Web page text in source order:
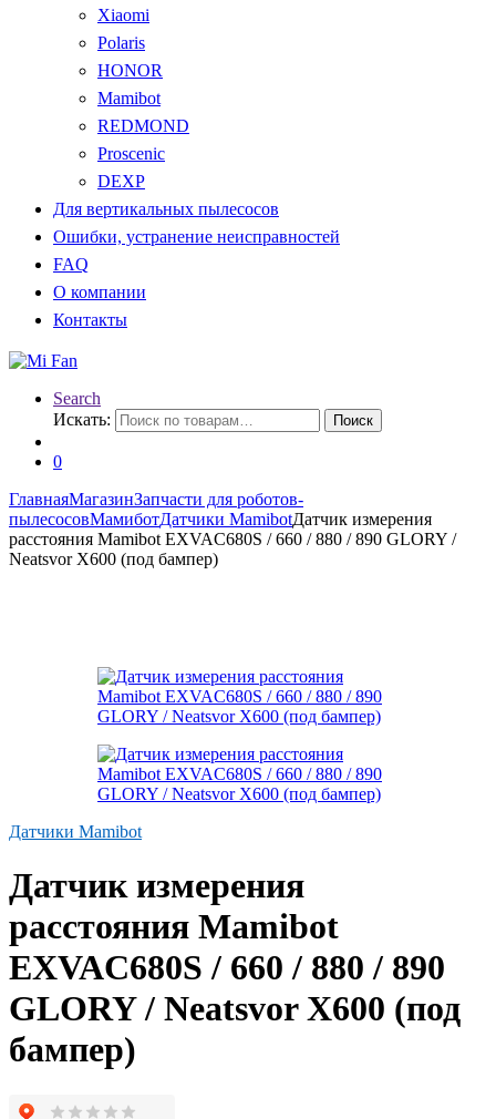
Xiaomi
Polaris
HONOR
Mamibot
REDMOND
Proscenic
DEXP
Для вертикальных пылесосов
Ошибки, устранение неисправностей
FAQ
О компании
Контакты
Search
Искать:
Поиск
0
ГлавнаяМагазинЗапчасти для роботов-
пылесосовМамиботДатчики MamibotДатчик измерения
расстояния Mamibot EXVAC680S / 660 / 880 / 890 GLORY /
Neatsvor X600 (под бампер)
Датчики Mamibot
Датчик измерения
расстояния Mamibot
EXVAC680S / 660 / 880 / 890
GLORY / Neatsvor X600 (под
бампер)